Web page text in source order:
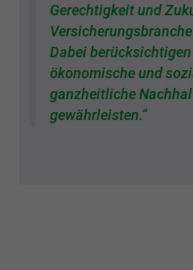
Gerechtigkeit und
Dabei
ökonomische und
ganzheitliche
gewährleisten.“